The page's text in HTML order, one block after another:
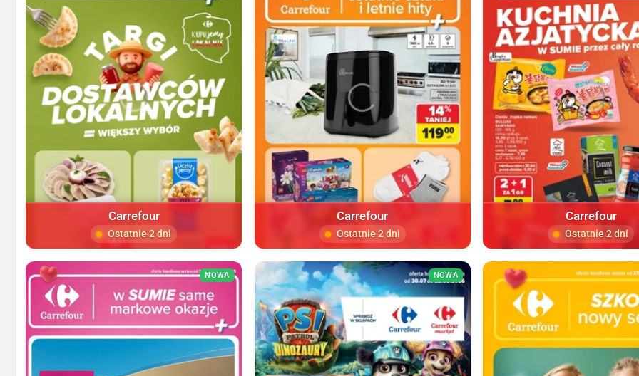
Carrefour
Ostatnie 2 dni
Carrefour
Ostatnie 2 dni
Carrefour
Ostatnie 2 dni
NOWA NOWA